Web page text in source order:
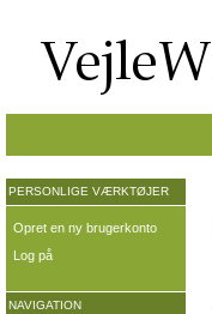
PERSONLIGE VÆRKTØJER
Opret en ny brugerkonto
Log på
NAVIGATION